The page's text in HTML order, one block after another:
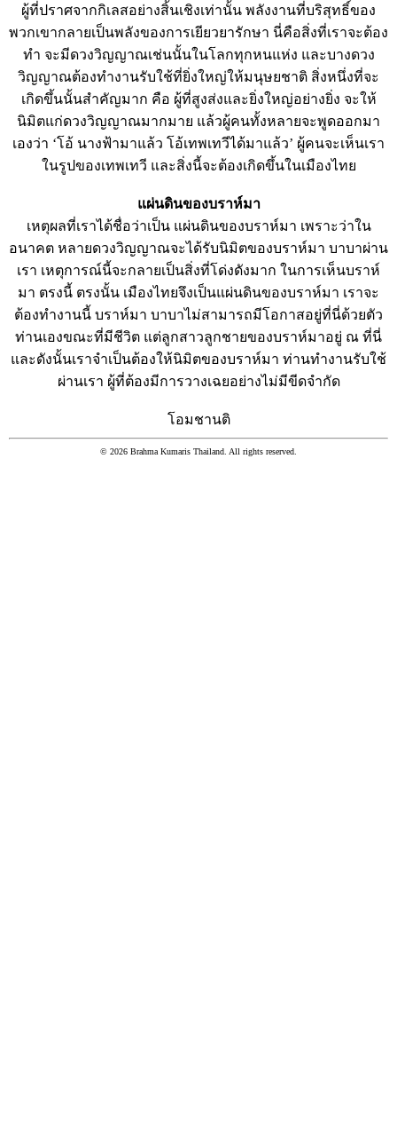
ผู้ที่ปราศจากกิเลสอย่างสิ้นเชิงเท่านั้น พลังงานที่บริสุทธิ์ของ
พวกเขากลายเป็นพลังของการเยียวยารักษา นี่คือสิ่งที่เราจะต้อง
ทำ จะมีดวงวิญญาณเช่นนั้นในโลกทุกหนแห่ง และบางดวง
วิญญาณต้องทำงานรับใช้ที่ยิ่งใหญ่ให้มนุษยชาติ สิ่งหนึ่งที่จะ
เกิดขึ้นนั้นสำคัญมาก คือ ผู้ที่สูงส่งและยิ่งใหญ่อย่างยิ่ง จะให้
นิมิตแก่ดวงวิญญาณมากมาย แล้วผู้คนทั้งหลายจะพูดออกมา
เองว่า ‘โอ้ นางฟ้ามาแล้ว โอ้เทพเทวีได้มาแล้ว’ ผู้คนจะเห็นเรา
ในรูปของเทพเทวี และสิ่งนี้จะต้องเกิดขึ้นในเมืองไทย
แผ่นดินของบราห์มา
เหตุผลที่เราได้ชื่อว่าเป็น แผ่นดินของบราห์มา เพราะว่าใน
อนาคต หลายดวงวิญญาณจะได้รับนิมิตของบราห์มา บาบาผ่าน
เรา เหตุการณ์นี้จะกลายเป็นสิ่งที่โด่งดังมาก ในการเห็นบราห์
มา ตรงนี้ ตรงนั้น เมืองไทยจึงเป็นแผ่นดินของบราห์มา เราจะ
ต้องทำงานนี้ บราห์มา บาบาไม่สามารถมีโอกาสอยู่ที่นี่ด้วยตัว
ท่านเองขณะที่มีชีวิต แต่ลูกสาวลูกชายของบราห์มาอยู่ ณ ที่นี่
และดังนั้นเราจำเป็นต้องให้นิมิตของบราห์มา ท่านทำงานรับใช้
ผ่านเรา ผู้ที่ต้องมีการวางเฉยอย่างไม่มีขีดจำกัด
โอมชานติ
© 2026 Brahma Kumaris Thailand. All rights reserved.